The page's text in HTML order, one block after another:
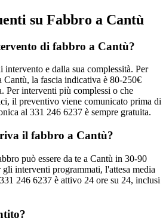
su Fabbro a Cantù
di fabbro a Cantù?
e dalla sua complessità. Per
Cantù, la fascia indicativa è 80-250€
Per interventi più complessi o che
il preventivo viene comunicato prima di
al 331 246 6237 è sempre gratuita.
il fabbro a Cantù?
può essere da te a Cantù in 30-90
interventi programmati, l'attesa media
246 6237 è attivo 24 ore su 24, inclusi